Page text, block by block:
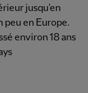
jusqu'en
peu en Europe.
environ 18 ans